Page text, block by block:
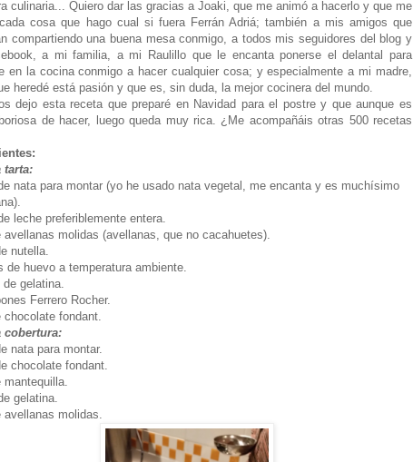
culinaria... Quiero dar las gracias a Joaki, que me animó a hacerlo y que me
cosa que hago cual si fuera Ferrán Adriá; también a mis amigos que
compartiendo una buena mesa conmigo, a todos mis seguidores del blog y
a mi familia, a mi Raulillo que le encanta ponerse el delantal para
en la cocina conmigo a hacer cualquier cosa; y especialmente a mi madre,
heredé está pasión y que es, sin duda, la mejor cocinera del mundo.
dejo esta receta que preparé en Navidad para el postre y que aunque es
de hacer, luego queda muy rica. ¿Me acompañáis otras 500 recetas
tarta:
nata para montar (yo he usado nata vegetal, me encanta y es muchísimo
leche preferiblemente entera.
avellanas molidas (avellanas, que no cacahuetes).
nutella.
de huevo a temperatura ambiente.
gelatina.
Ferrero Rocher.
chocolate fondant.
cobertura:
nata para montar.
chocolate fondant.
mantequilla.
gelatina.
avellanas molidas.